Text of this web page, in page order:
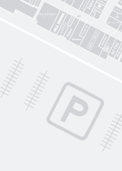
Art City